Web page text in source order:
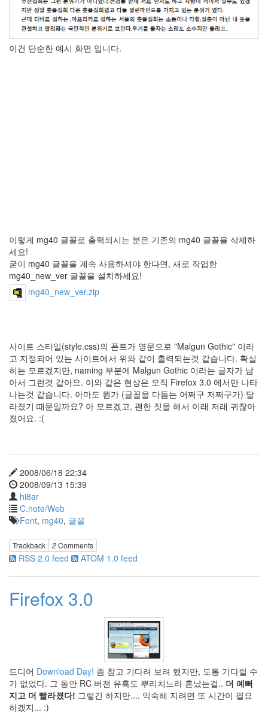
이건 단순한 예시 화면 입니다.
이렇게 mg40 글꼴로 출력되시는 분은 기존의 mg40 글꼴을 삭제하
세요!
굳이 mg40 글꼴을 계속 사용하셔야 한다면, 새로 작업한
mg40_new_ver 글꼴을 설치하세요!
mg40_new_ver.zip
사이트 스타일(style.css)의 폰트가 영문으로 "Malgun Gothic" 이라
고 지정되어 있는 사이트에서 위와 같이 출력되는것 같습니다. 확실
히는 모르겠지만, naming 부분에 Malgun Gothic 이라는 글자가 남
아서 그런것 같아요. 이와 같은 현상은 오직 Firefox 3.0 에서만 나타
나는것 같습니다. 아마도 뭔가 (글꼴을 다듬는 어쩌구 저쩌구가) 달
라졌기 때문일까요? 아 모르겠고, 괜한 짓을 해서 이래 저래 귀찮아
졌어요. :(
2008/06/18 22:34
2008/09/13 15:39
hi8ar
C.note/Web
Font, mg40, 글꼴
Trackback 2Comments
RSS 2.0 feed ATOM 1.0 feed
Firefox 3.0
드디어 Download Day! 좀 참고 기다려 보려 했지만, 도통 기다릴 수
가 없었다. 그 동안 RC 버젼 유혹도 뿌리치느라 혼났는걸.. 더 예뻐
지고 더 빨라졌다! 그렇긴 하지만.... 익숙해 지려면 또 시간이 필요
하겠지... :)
로
그
사
자
안
녕!
:)
2
디
아
블
로
안
녕
~
hi8ar
5
월
의
드
라
이
브..
2
by
외
hi8ar
흠..
Pin